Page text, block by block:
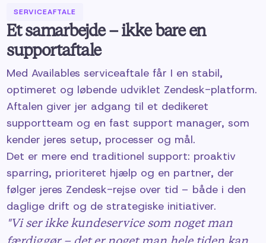
SERVICEAFTALE
Et samarbejde – ikke bare en
supportaftale
Med Availables serviceaftale får I en stabil,
optimeret og løbende udviklet Zendesk-platform.
Aftalen giver jer adgang til et dedikeret
supportteam og en fast support manager, som
kender jeres setup, processer og mål.
Det er mere end traditionel support: proaktiv
sparring, prioriteret hjælp og en partner, der
følger jeres Zendesk-rejse over tid – både i den
daglige drift og de strategiske initiativer.
"Vi ser ikke kundeservice som noget man